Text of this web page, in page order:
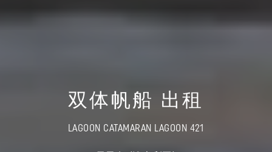
双体帆船 出租
LAGOON CATAMARAN LAGOON 421